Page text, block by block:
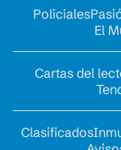
Policiales
El
Cartas del
Clasificados